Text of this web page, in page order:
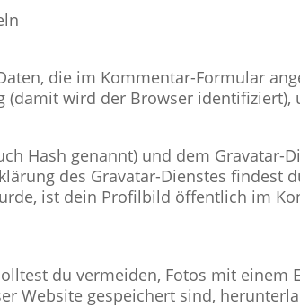
die im Kommentar-Formular
(damit wird der Browser identifiziert),
Hash genannt) und dem Gravatar-
des Gravatar-Dienstes findest
ist dein Profilbild öffentlich im
du vermeiden, Fotos mit einem
Website gespeichert sind,